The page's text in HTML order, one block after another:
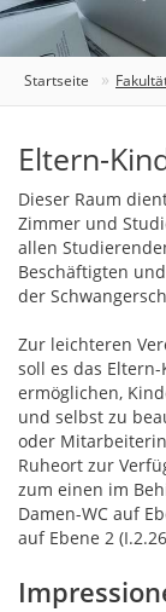
Startseite
Eltern-
Dieser Raum
Zimmer und
allen
Beschäftigten
der
Zur leichteren
soll es das
ermöglichen,
und selbst zu
oder
Ruheort zur
zum einen im
Damen-WC auf
auf Ebene 2